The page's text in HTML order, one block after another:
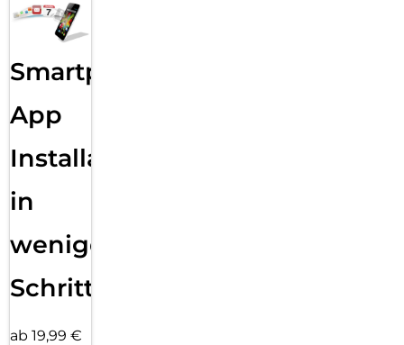
Smartphone
App
Installation
in
wenigen
Schritten
ab 19,99 €